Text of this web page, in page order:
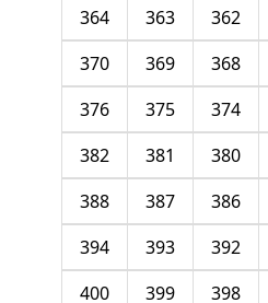
362
363
364
368
369
370
374
375
376
380
381
382
386
387
388
392
393
394
398
399
400